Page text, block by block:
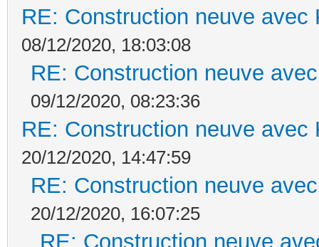
RE: Construction neuve avec
08/12/2020, 18:03:08
RE: Construction neuve
09/12/2020, 08:23:36
RE: Construction neuve avec
20/12/2020, 14:47:59
RE: Construction neuve
20/12/2020, 16:07:25
RE: Construction neuve